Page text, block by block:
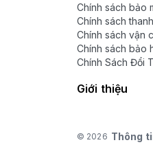
Chính sách bảo
Chính sách
Chính sách vận
Chính sách bảo
Chính Sách Đổi
Giới thiệu
© 2026 Thông